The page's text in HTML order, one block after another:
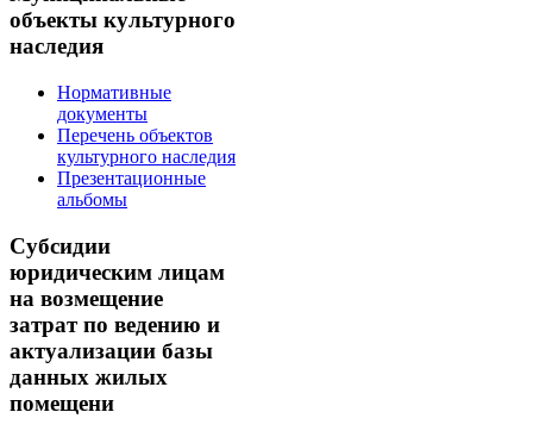
объекты культурного
наследия
Нормативные
документы
Перечень объектов
культурного наследия
Презентационные
альбомы
Субсидии
юридическим лицам
на возмещение
затрат по ведению и
актуализации базы
данных жилых
помещени